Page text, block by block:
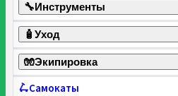
🔧Инструменты
🧴 Уход
🧤Экипировка
🛴Самокаты